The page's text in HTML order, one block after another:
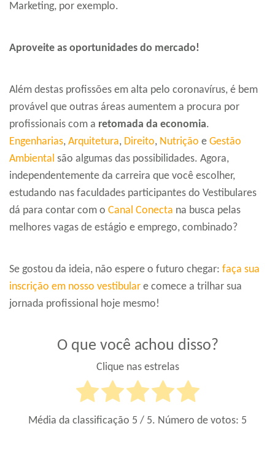
Marketing, por exemplo.
Aproveite as oportunidades do mercado!
Além destas profissões em alta pelo coronavírus, é bem
provável que outras áreas aumentem a procura por
profissionais com a retomada da economia.
Engenharias, Arquitetura, Direito, Nutrição e Gestão
Ambiental são algumas das possibilidades. Agora,
independentemente da carreira que você escolher,
estudando nas faculdades participantes do Vestibulares
dá para contar com o Canal Conecta na busca pelas
melhores vagas de estágio e emprego, combinado?
Se gostou da ideia, não espere o futuro chegar: faça sua
inscrição em nosso vestibular e comece a trilhar sua
jornada profissional hoje mesmo!
O que você achou disso?
Clique nas estrelas
Média da classificação 5 / 5. Número de votos: 5